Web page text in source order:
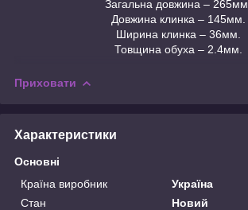
Загальна довжина – 265мм.
Довжина клинка – 145мм.
Ширина клинка – 36мм.
Товщина обуха – 2.4мм.
Приховати
Характеристики
Основні
Країна виробник
Україна
Стан
Новий